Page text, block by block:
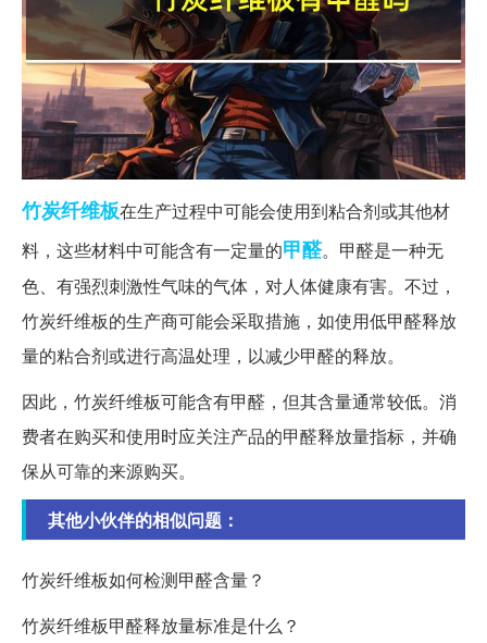
竹炭纤维板在生产过程中可能会使用到粘合剂或其他材
料，这些材料中可能含有一定量的甲醛。甲醛是一种无
色、有强烈刺激性气味的气体，对人体健康有害。不过，
竹炭纤维板的生产商可能会采取措施，如使用低甲醛释放
量的粘合剂或进行高温处理，以减少甲醛的释放。
因此，竹炭纤维板可能含有甲醛，但其含量通常较低。消
费者在购买和使用时应关注产品的甲醛释放量指标，并确
保从可靠的来源购买。
其他小伙伴的相似问题：
竹炭纤维板如何检测甲醛含量？
竹炭纤维板甲醛释放量标准是什么？